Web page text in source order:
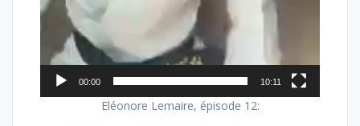
00:00 10:11
Eléonore Lemaire, épisode 12: